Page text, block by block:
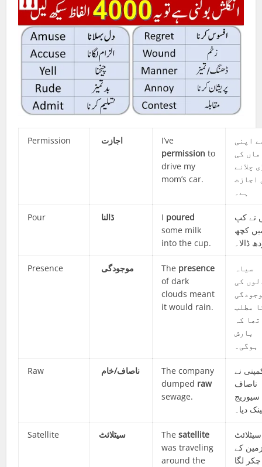
Permission اجازت
I’ve
permission to
drive my
mom’s car.
اپنی
ماں کی
چلانے
اجازت
ہے۔
Pour ڈالنا I poured
some milk
into the cup.
نے کپ
کچھ
ڈالا۔
Presence موجودگی The presence
of dark
clouds meant
it would rain.
سیاہ
کی
مطلب
تھا کہ
بارش
ہوگی۔
Raw ناصاف/خام
The company
dumped raw
sewage.
نے
ناصاف
سیوریج
دیا۔
Satellite سیٹلائٹ Thesatellite
was traveling
around the
سیٹلائٹ
کے
لگا